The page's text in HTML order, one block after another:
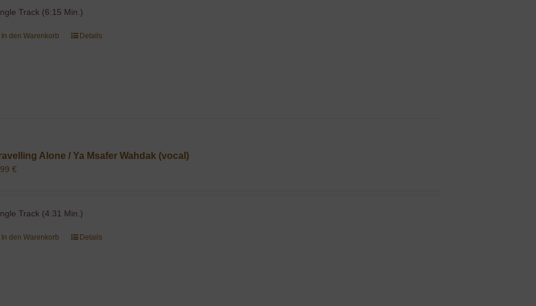
Track (6:15 Min.)
In den Warenkorb Details
Alone / Ya Msafer Wahdak (vocal)
€
Track (4:31 Min.)
In den Warenkorb Details